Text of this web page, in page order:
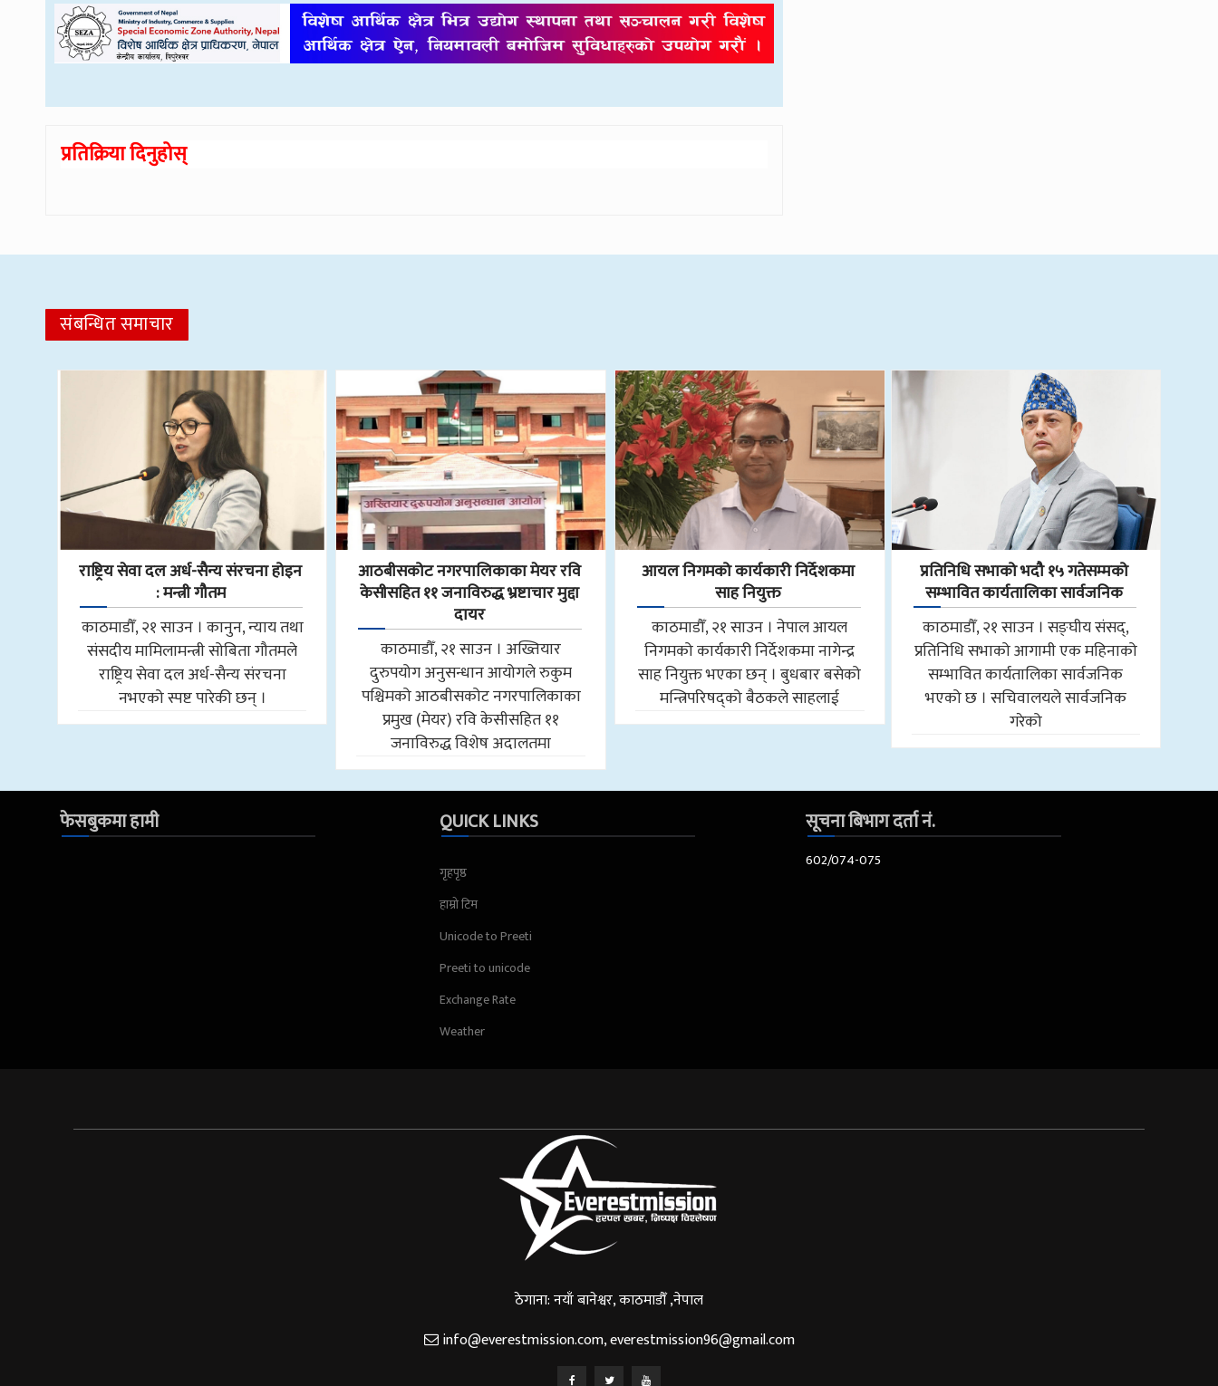
प्रतिक्रिया दिनुहोस्
संबन्धित समाचार
राष्ट्रिय सेवा दल अर्ध-सैन्य संरचना होइन
: मन्त्री गौतम
काठमाडौँ, २१ साउन । कानुन, न्याय तथा
संसदीय मामिलामन्त्री सोबिता गौतमले
राष्ट्रिय सेवा दल अर्ध-सैन्य संरचना
नभएको स्पष्ट पारेकी छन् ।
आठबीसकोट नगरपालिकाका मेयर रवि
केसीसहित ११ जनाविरुद्ध भ्रष्टाचार मुद्दा
दायर
काठमाडौँ, २१ साउन । अख्तियार
दुरुपयोग अनुसन्धान आयोगले रुकुम
पश्चिमको आठबीसकोट नगरपालिकाका
प्रमुख (मेयर) रवि केसीसहित ११
जनाविरुद्ध विशेष अदालतमा
आयल निगमको कार्यकारी निर्देशकमा
साह नियुक्त
काठमाडौँ, २१ साउन । नेपाल आयल
निगमको कार्यकारी निर्देशकमा नागेन्द्र
साह नियुक्त भएका छन् । बुधबार बसेको
मन्त्रिपरिषद्को बैठकले साहलाई
प्रतिनिधि सभाको भदौ १५ गतेसम्मको
सम्भावित कार्यतालिका सार्वजनिक
काठमाडौँ, २१ साउन । सङ्घीय संसद्,
प्रतिनिधि सभाको आगामी एक महिनाको
सम्भावित कार्यतालिका सार्वजनिक
भएको छ । सचिवालयले सार्वजनिक
गरेको
फेसबुकमा हामी QUICK LINKS
गृहपृष्ठ
हाम्रो टिम
Unicode to Preeti
Preeti to unicode
Exchange Rate
Weather
सूचना बिभाग दर्ता नं.
602/074-075
ठेगाना: नयाँ बानेश्वर, काठमाडौँ ,नेपाल
info@everestmission.com,everestmission96@gmail.com